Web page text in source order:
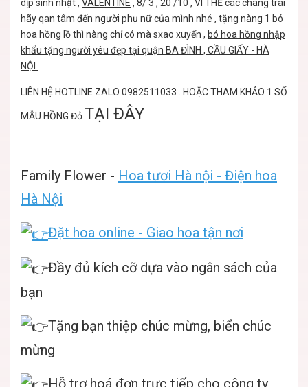
dịp sinh nhật , VALENTINE , 8/ 3 , 20 /10 , VÌ THẾ các chàng trai
hãy qan tâm đến người phụ nữ của mình nhé , tặng nàng 1 bó
hoa hồng lồ thì nàng chỉ có mà sxao xuyến , bó hoa hồng nhập
khẩu tặng người yêu đẹp tại quận BA ĐÌNH , CẦU GIẤY - HÀ
NỘI
LIÊN HỆ HOTLINE ZALO 0982511033 . HOẶC THAM KHẢO 1 SỐ
MẪU HỒNG ĐỏTẠI ĐÂY
Family Flower - Hoa tươi Hà nội - Điện hoa
Hà Nội
Đặt hoa online - Giao hoa tận nơi
Đầy đủ kích cỡ dựa vào ngân sách của
bạn
Tặng bạn thiệp chúc mừng, biển chúc
mừng